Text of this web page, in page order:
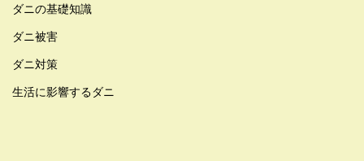
ダニの基礎知識
ダニ被害
ダニ対策
生活に影響するダニ